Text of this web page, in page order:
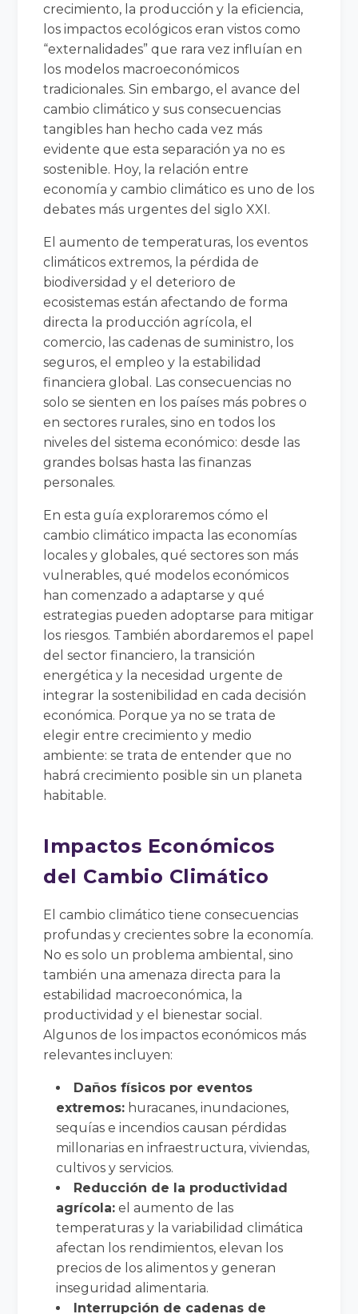
crecimiento, la producción y la eficiencia,
los impactos ecológicos eran vistos como
“externalidades” que rara vez influían en
los modelos macroeconómicos
tradicionales. Sin embargo, el avance del
cambio climático y sus consecuencias
tangibles han hecho cada vez más
evidente que esta separación ya no es
sostenible. Hoy, la relación entre
economía y cambio climático es uno de los
debates más urgentes del siglo XXI.
El aumento de temperaturas, los eventos
climáticos extremos, la pérdida de
biodiversidad y el deterioro de
ecosistemas están afectando de forma
directa la producción agrícola, el
comercio, las cadenas de suministro, los
seguros, el empleo y la estabilidad
financiera global. Las consecuencias no
solo se sienten en los países más pobres o
en sectores rurales, sino en todos los
niveles del sistema económico: desde las
grandes bolsas hasta las finanzas
personales.
En esta guía exploraremos cómo el
cambio climático impacta las economías
locales y globales, qué sectores son más
vulnerables, qué modelos económicos
han comenzado a adaptarse y qué
estrategias pueden adoptarse para mitigar
los riesgos. También abordaremos el papel
del sector financiero, la transición
energética y la necesidad urgente de
integrar la sostenibilidad en cada decisión
económica. Porque ya no se trata de
elegir entre crecimiento y medio
ambiente: se trata de entender que no
habrá crecimiento posible sin un planeta
habitable.
Impactos Económicos
del Cambio Climático
El cambio climático tiene consecuencias
profundas y crecientes sobre la economía.
No es solo un problema ambiental, sino
también una amenaza directa para la
estabilidad macroeconómica, la
productividad y el bienestar social.
Algunos de los impactos económicos más
relevantes incluyen:
Daños físicos por eventos
extremos: huracanes, inundaciones,
sequías e incendios causan pérdidas
millonarias en infraestructura, viviendas,
cultivos y servicios.
Reducción de la productividad
agrícola: el aumento de las
temperaturas y la variabilidad climática
afectan los rendimientos, elevan los
precios de los alimentos y generan
inseguridad alimentaria.
Interrupción de cadenas de